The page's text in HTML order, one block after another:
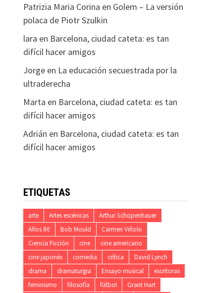
Patrizia Maria Corina en Golem – La versión
polaca de Piotr Szulkin
lara en Barcelona, ciudad cateta: es tan
difícil hacer amigos
Jorgeen La educación secuestrada por la
ultraderecha
Marta en Barcelona, ciudad cateta: es tan
difícil hacer amigos
Adrián en Barcelona, ciudad cateta: es tan
difícil hacer amigos
ETIQUETAS
arte Artes escénicas
Arthur Schopenhauer
Años 80
Bob Mould
Carmen Viñolo
Ciencia Ficción
cine
cine americano
cine japonés
comedia crítica
David Lynch
drama
dramaturgia Ensayo musical
escritoras
feminismo
filosofía fútbol
Grant Hart